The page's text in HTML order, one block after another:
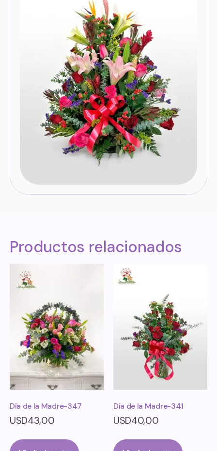
Productos relacionados
Día de la Madre-347
USD43,00
Día de la Madre-341
USD40,00